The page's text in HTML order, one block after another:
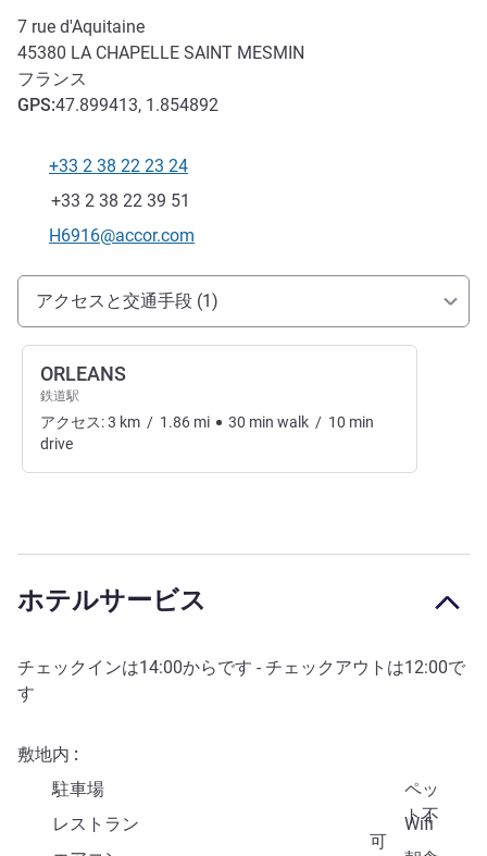
7 rue d'Aquitaine
45380 LA CHAPELLE SAINT MESMIN
フランス
GPS:47.899413, 1.854892
電話番号
+33 2 38 22 23 24
ファックス
+33 2 38 22 39 51
Eメール
H6916@accor.com
アクセスと交通機関
アクセスと交通手段 (1)
ORLEANS
鉄道駅
アクセス:3 km / 1.86 mi 30 min walk / 10 min
drive
ホテルサービス
チェックインは14:00からです - チェックアウトは12:00で
す
敷地内
駐車場
ペッ
ト不
可
レストラン
Wifi